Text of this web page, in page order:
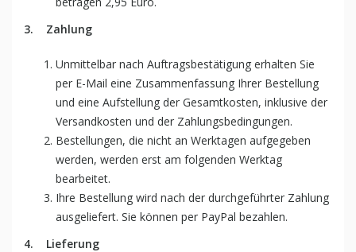
3. Zahlung
Unmittelbar nach Auftragsbestätigung erhalten Sie
per E-Mail eine Zusammenfassung Ihrer Bestellung
und eine Aufstellung der Gesamtkosten, inklusive der
Versandkosten und der Zahlungsbedingungen.
Bestellungen, die nicht an Werktagen aufgegeben
werden, werden erst am folgenden Werktag
bearbeitet.
Ihre Bestellung wird nach der durchgeführter Zahlung
ausgeliefert. Sie können per PayPal bezahlen.
4. Lieferung